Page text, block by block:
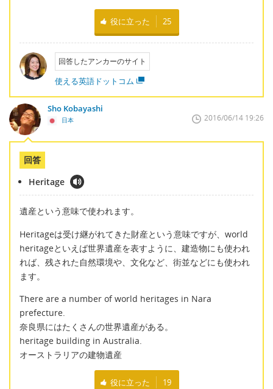
役に立った 25
回答したアンカーのサイト
使える英語ドットコム
Sho Kobayashi
日本 2016/06/14 19:26
回答
Heritage
遺産という意味で使われます。
Heritageは受け継がれてきた財産という意味ですが、world
heritageといえば世界遺産を表すように、建造物にも使われ
れば、残された自然環境や、文化など、街並などにも使われ
ます。
There are a number of world heritages in Nara
prefecture.
奈良県にはたくさんの世界遺産がある。
heritage building in Australia.
オーストラリアの建物遺産
役に立った 19